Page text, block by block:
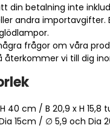
din betalning inte
andra importavgifter.
frågor om våra
återkommer vi till dig
40 cm / B 20,9 x H 15,8
15cm / ∅ 5,9 och Dia